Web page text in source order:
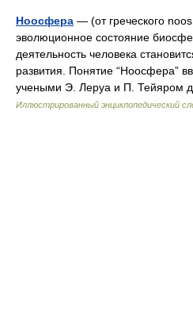
Ноосфера — (от греческого
эволюционное состояние
деятельность человека
развития. Понятие “Ноосфера”
учеными Э. Леруа и П.
Иллюстрированный энциклопедический